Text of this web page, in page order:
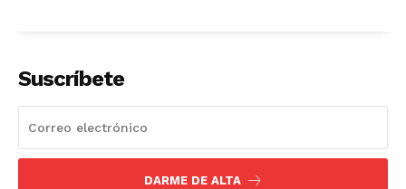
Suscríbete
DARME DE ALTA